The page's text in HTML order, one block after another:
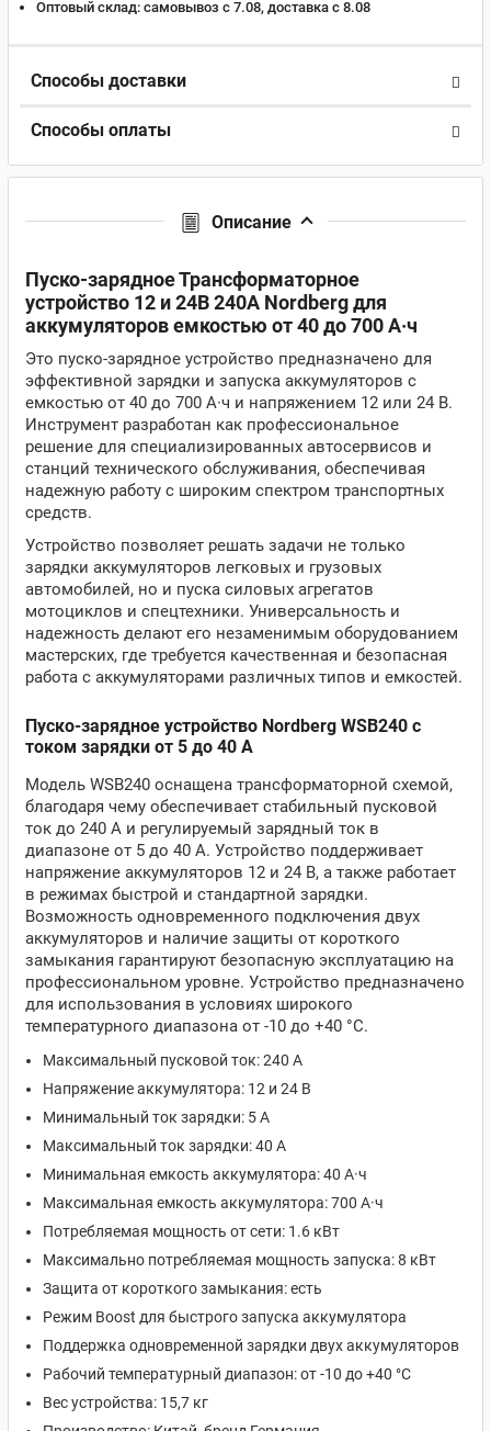
Оптовый склад: самовывоз с 7.08, доставка c 8.08
Способы доставки
Способы оплаты
Описание
Пуско-зарядное Трансформаторное
устройство 12 и 24В 240A Nordberg для
аккумуляторов емкостью от 40 до 700 А·ч
Это пуско-зарядное устройство предназначено для
эффективной зарядки и запуска аккумуляторов с
емкостью от 40 до 700 А·ч и напряжением 12 или 24 В.
Инструмент разработан как профессиональное
решение для специализированных автосервисов и
станций технического обслуживания, обеспечивая
надежную работу с широким спектром транспортных
средств.
Устройство позволяет решать задачи не только
зарядки аккумуляторов легковых и грузовых
автомобилей, но и пуска силовых агрегатов
мотоциклов и спецтехники. Универсальность и
надежность делают его незаменимым оборудованием
мастерских, где требуется качественная и безопасная
работа с аккумуляторами различных типов и емкостей.
Пуско-зарядное устройство Nordberg WSB240 с
током зарядки от 5 до 40 А
Модель WSB240 оснащена трансформаторной схемой,
благодаря чему обеспечивает стабильный пусковой
ток до 240 А и регулируемый зарядный ток в
диапазоне от 5 до 40 А. Устройство поддерживает
напряжение аккумуляторов 12 и 24 В, а также работает
в режимах быстрой и стандартной зарядки.
Возможность одновременного подключения двух
аккумуляторов и наличие защиты от короткого
замыкания гарантируют безопасную эксплуатацию на
профессиональном уровне. Устройство предназначено
для использования в условиях широкого
температурного диапазона от -10 до +40 °C.
Максимальный пусковой ток: 240 А
Напряжение аккумулятора: 12 и 24 В
Минимальный ток зарядки: 5 А
Максимальный ток зарядки: 40 А
Минимальная емкость аккумулятора: 40 А·ч
Максимальная емкость аккумулятора: 700 А·ч
Потребляемая мощность от сети: 1.6 кВт
Максимально потребляемая мощность запуска: 8 кВт
Защита от короткого замыкания: есть
Режим Boost для быстрого запуска аккумулятора
Поддержка одновременной зарядки двух аккумуляторов
Рабочий температурный диапазон: от -10 до +40 °C
Вес устройства: 15,7 кг